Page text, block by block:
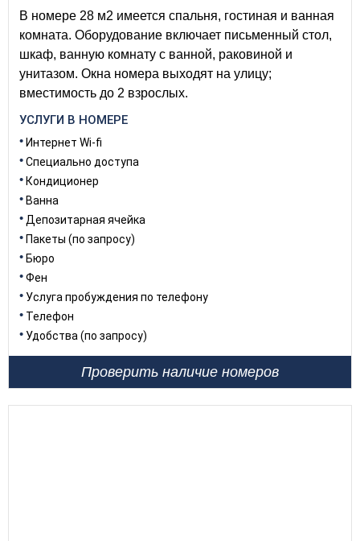
В номере 28 м2 имеется спальня, гостиная и ванная
комната. Оборудование включает письменный стол,
шкаф, ванную комнату с ванной, раковиной и
унитазом. Окна номера выходят на улицу;
вместимость до 2 взрослых.
УСЛУГИ В НОМЕРЕ
Интернет Wi-fi
Специально доступа
Кондиционер
Ванна
Депозитарная ячейка
Пакеты (по запросу)
Бюро
Фен
Услуга пробуждения по телефону
Телефон
Удобства (по запросу)
Проверить наличие номеров